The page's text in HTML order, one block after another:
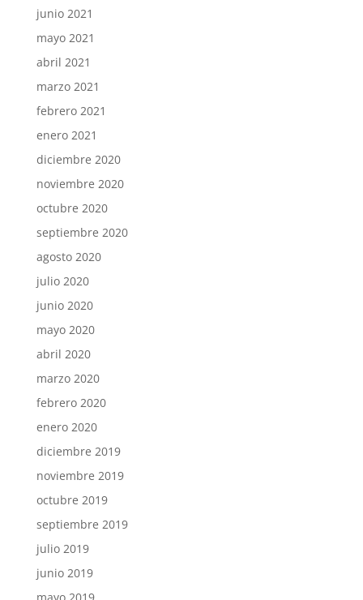
junio 2021
mayo 2021
abril 2021
marzo 2021
febrero 2021
enero 2021
diciembre 2020
noviembre 2020
octubre 2020
septiembre 2020
agosto 2020
julio 2020
junio 2020
mayo 2020
abril 2020
marzo 2020
febrero 2020
enero 2020
diciembre 2019
noviembre 2019
octubre 2019
septiembre 2019
julio 2019
junio 2019